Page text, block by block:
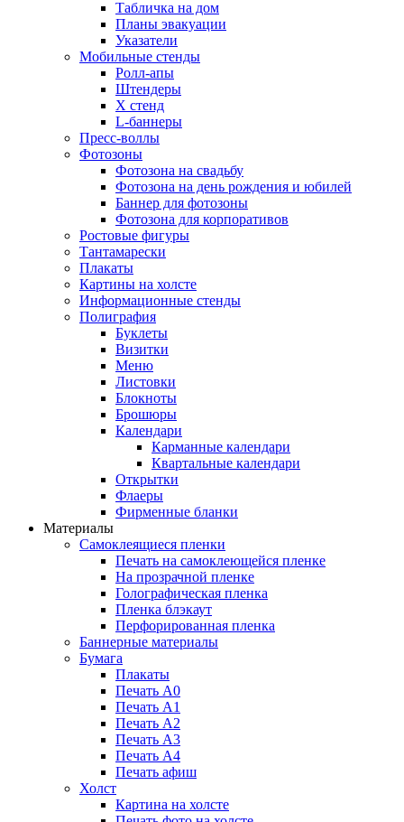
Табличка на дом
Планы эвакуации
Указатели
Мобильные стенды
Ролл-апы
Штендеры
Х стенд
L-баннеры
Пресс-воллы
Фотозоны
Фотозона на свадьбу
Фотозона на день рождения и юбилей
Баннер для фотозоны
Фотозона для корпоративов
Ростовые фигуры
Тантамарески
Плакаты
Картины на холсте
Информационные стенды
Полиграфия
Буклеты
Визитки
Меню
Листовки
Блокноты
Брошюры
Календари
Карманные календари
Квартальные календари
Открытки
Флаеры
Фирменные бланки
Материалы
Самоклеящиеся пленки
Печать на самоклеющейся пленке
На прозрачной пленке
Голографическая пленка
Пленка блэкаут
Перфорированная пленка
Баннерные материалы
Бумага
Плакаты
Печать А0
Печать А1
Печать А2
Печать А3
Печать А4
Печать афиш
Холст
Картина на холсте